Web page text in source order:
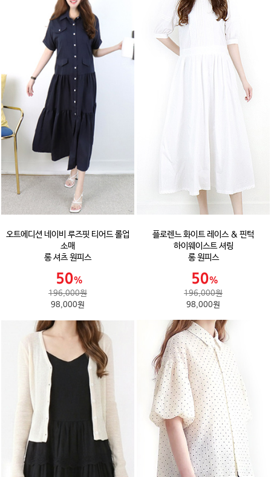
오트에디션 네이비 루즈핏 티어드 롤업
소매
롱 셔츠 원피스
196,000원
98,000원
플로렌느 화이트 레이스 & 핀턱
하이웨이스트 셔링
롱 원피스
196,000원
98,000원